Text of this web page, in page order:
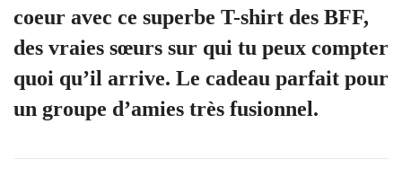
coeur avec ce superbe T-shirt des BFF,
des vraies sœurs sur qui tu peux compter
quoi qu’il arrive. Le cadeau parfait pour
un groupe d’amies très fusionnel.